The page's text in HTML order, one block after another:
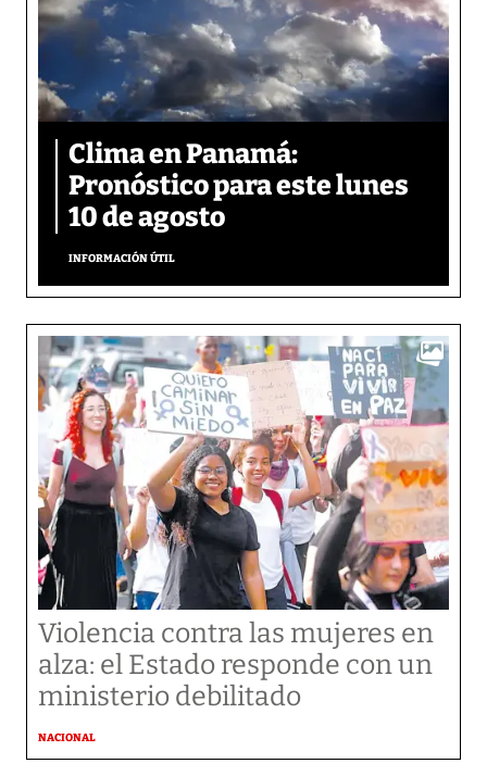
Clima en Panamá:
Pronóstico para este lunes
10 de agosto
INFORMACIÓN ÚTIL
Violencia contra las mujeres en
alza: el Estado responde con un
ministerio debilitado
NACIONAL